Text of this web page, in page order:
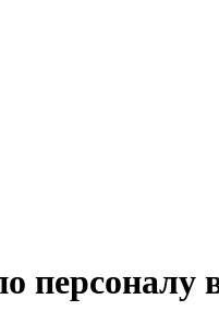
персоналу